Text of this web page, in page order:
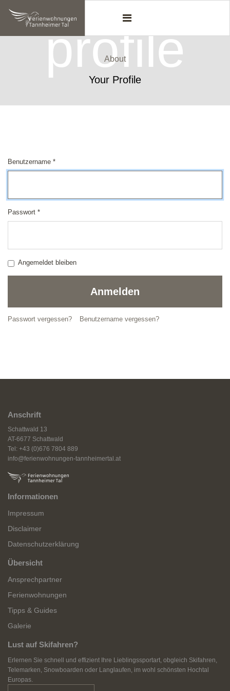
profile
About
Your Profile
Benutzername *
Passwort *
Angemeldet bleiben
Anmelden
Passwort vergessen? Benutzername vergessen?
Anschrift
Schattwald 13
AT-6677 Schattwald
Tel: +43 (0)676 7804 889
info@ferienwohnungen-tannheimertal.at
Informationen
Impressum
Disclaimer
Datenschutzerklärung
Übersicht
Ansprechpartner
Ferienwohnungen
Tipps & Guides
Galerie
Lust auf Skifahren?
Erlernen Sie schnell und effizient Ihre Lieblingssportart, obgleich Skifahren,
Telemarken, Snowboarden oder Langlaufen, im wohl schönsten Hochtal
Europas.